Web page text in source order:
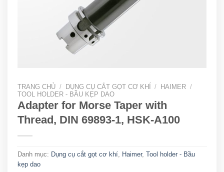
TRANG CHỦ / DỤNG CỤ CẮT GỌT CƠ KHÍ / HAIMER /
TOOL HOLDER - BẦU KẸP DAO
Adapter for Morse Taper with
Thread, DIN 69893-1, HSK-A100
Danh mục: Dụng cụ cắt gọt cơ khí, Haimer, Tool holder - Bầu
kẹp dao